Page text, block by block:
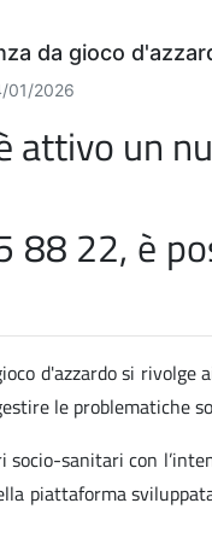
da gioco
01/2026
un
88 22, è
d'azzardo si
le
sanitari con
piattaforma